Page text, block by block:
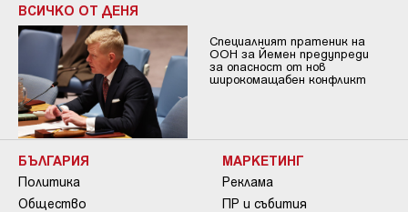
ВСИЧКО ОТ ДЕНЯ
Специалният пратеник на
ООН за Йемен предупреди
за опасност от нов
широкомащабен конфликт
БЪЛГАРИЯ
Политика
Общество
МАРКЕТИНГ
Реклама
ПР и събития